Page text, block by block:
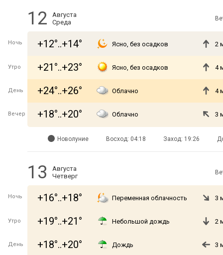
12
Августа
Среда
Ночь +12°..+14° Ясно, без осадков 2
Утро +21°..+23° Ясно, без осадков 4
День +24°..+26° Облачно 4
Вечер +18°..+20° Облачно 3
Новолуние Восход: 04:18 Заход: 19:26
13
Августа
Четверг
Ночь +16°..+18° Переменная облачность 3
Утро +19°..+21° Небольшой дождь 2
День +18°..+20° Дождь 3